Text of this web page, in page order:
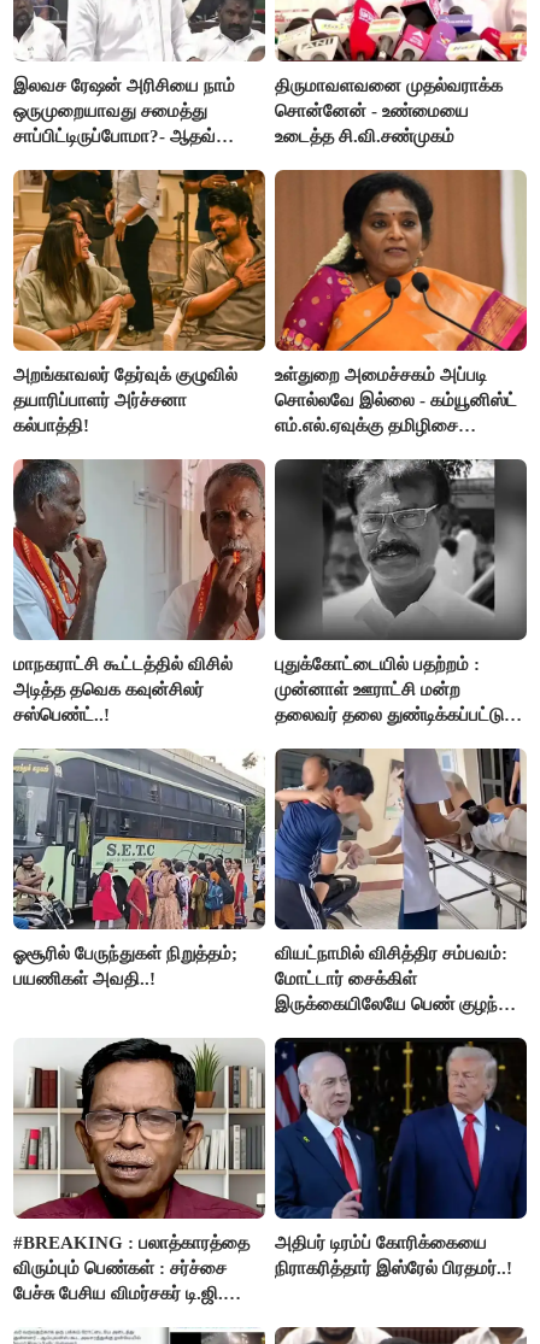
இலவச ரேஷன் அரிசியை நாம்
ஒருமுறையாவது சமைத்து
சாப்பிட்டிருப்போமா?- ஆதவ்
திருமாவளவனை முதல்வராக்க
சொன்னேன் - உண்மையை
உடைத்த சி.வி.சண்முகம்
அறங்காவலர் தேர்வுக் குழுவில்
தயாரிப்பாளர் அர்ச்சனா
கல்பாத்தி!
உள்துறை அமைச்சகம் அப்படி
சொல்லவே இல்லை - கம்யூனிஸ்ட்
எம்.எல்.ஏவுக்கு தமிழிசை
மாநகராட்சி கூட்டத்தில் விசில்
அடித்த தவெக கவுன்சிலர்
சஸ்பெண்ட்..!
புதுக்கோட்டையில் பதற்றம் :
முன்னாள் ஊராட்சி மன்ற
தலைவர் தலை துண்டிக்கப்பட்டு
ஓசூரில் பேருந்துகள் நிறுத்தம்;
பயணிகள் அவதி..!
வியட்நாமில் விசித்திர சம்பவம்:
மோட்டார் சைக்கிள்
இருக்கையிலேயே பெண் குழந்தை
#BREAKING : பலாத்காரத்தை
விரும்பும் பெண்கள் : சர்ச்சை
பேச்சு பேசிய விமர்சகர் டி.ஜி.
அதிபர் டிரம்ப் கோரிக்கையை
நிராகரித்தார் இஸ்ரேல் பிரதமர்..!